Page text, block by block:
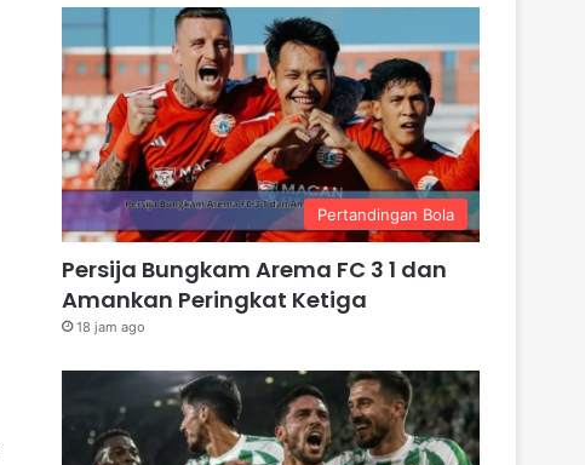
Pertandingan Bola
Persija Bungkam Arema FC 3 1 dan
Amankan Peringkat Ketiga
18 jam ago